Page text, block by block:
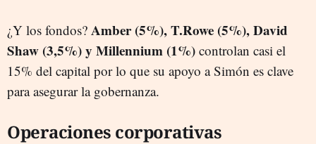
¿Y los fondos? Amber (5%), T.Rowe (5%), David
Shaw (3,5%) y Millennium (1%) controlan casi el
15% del capital por lo que su apoyo a Simón es clave
para asegurar la gobernanza.
Operaciones corporativas